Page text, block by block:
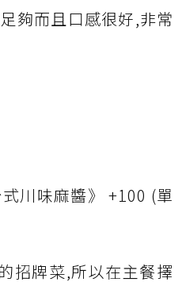
夠而且口感很好,非常
川味麻醬》 +100 (單
招牌菜,所以在主餐擇